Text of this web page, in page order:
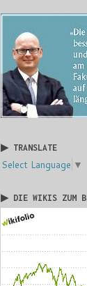
▶ TRANSLATE
Select Language ▼
▶ DIE WIKIS ZUM